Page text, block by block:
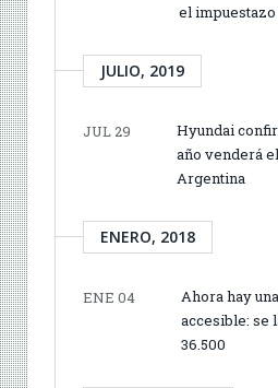
el impuestazo
JULIO, 2019
JUL 29
Hyundai
año venderá
Argentina
ENERO, 2018
ENE 04
Ahora hay
accesible: se
36.500